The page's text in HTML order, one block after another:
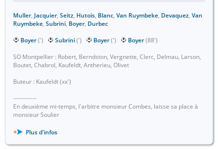
Muller, Jacquier, Seitz, Hutois, Blanc, Van Ruymbeke, Devaquez, Van
Ruymbeke, Subrini, Boyer, Durbec
Boyer(') Subrini(') Boyer(') Boyer(88')
SO Montpellier : Robert, Berndston, Vergnette, Clerc, Delmau, Larson,
Boutet, Chabrol, Kaufeldt, Antherieu, Olivet
Buteur : Kaufeldt (xx')
------------
En deuxième mi-temps, l'arbitre monsieur Combes, laisse sa place à
monsieur Soulier
Plus d'infos